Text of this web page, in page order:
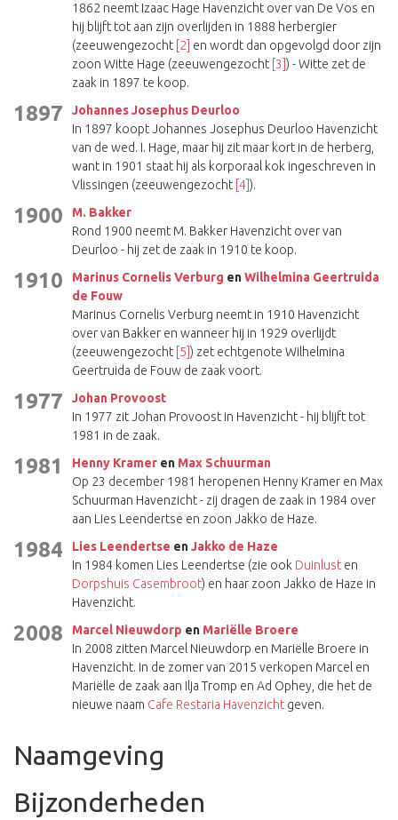
1862 neemt Izaac Hage Havenzicht over van De Vos en
hij blijft tot aan zijn overlijden in 1888 herbergier
(zeeuwengezocht [2] en wordt dan opgevolgd door zijn
zoon Witte Hage (zeeuwengezocht [3] ) - Witte zet de
zaak in 1897 te koop.
1897
Johannes Josephus Deurloo
In 1897 koopt Johannes Josephus Deurloo Havenzicht
van de wed. I. Hage, maar hij zit maar kort in de herberg,
want in 1901 staat hij als korporaal kok ingeschreven in
Vlissingen (zeeuwengezocht [4] ).
1900
M. Bakker
Rond 1900 neemt M. Bakker Havenzicht over van
Deurloo - hij zet de zaak in 1910 te koop.
1910 Marinus Cornelis Verburg enWilhelmina Geertruida
de Fouw
Marinus Cornelis Verburg neemt in 1910 Havenzicht
over van Bakker en wanneer hij in 1929 overlijdt
(zeeuwengezocht [5] ) zet echtgenote Wilhelmina
Geertruida de Fouw de zaak voort.
1977
Johan Provoost
In 1977 zit Johan Provoost in Havenzicht - hij blijft tot
1981 in de zaak.
1981 Henny Kramer en Max Schuurman
Op 23 december 1981 heropenen Henny Kramer en Max
Schuurman Havenzicht - zij dragen de zaak in 1984 over
aan Lies Leendertse en zoon Jakko de Haze.
1984 Lies Leendertse enJakko de Haze
In 1984 komen Lies Leendertse (zie ook Duinlust en
Dorpshuis Casembroot) en haar zoon Jakko de Haze in
Havenzicht.
2008 Marcel Nieuwdorp en Mariëlle Broere
In 2008 zitten Marcel Nieuwdorp en Mariëlle Broere in
Havenzicht. In de zomer van 2015 verkopen Marcel en
Mariëlle de zaak aan Ilja Tromp en Ad Ophey, die het de
nieuwe naam Cafe Restaria Havenzicht geven.
Naamgeving
Bijzonderheden